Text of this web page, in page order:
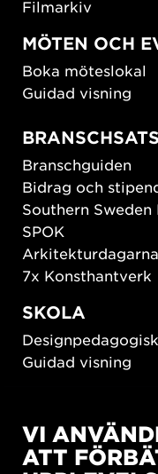
Filmarkiv
MÖTEN OCH
Boka möteslokal
Guidad visning
Branschguiden
Bidrag och
Southern Sweden
SPOK
Arkitekturdagarna
7x Konsthantverk
SKOLA
Guidad visning
New European
SUSTAINORDIC
VI
ATT